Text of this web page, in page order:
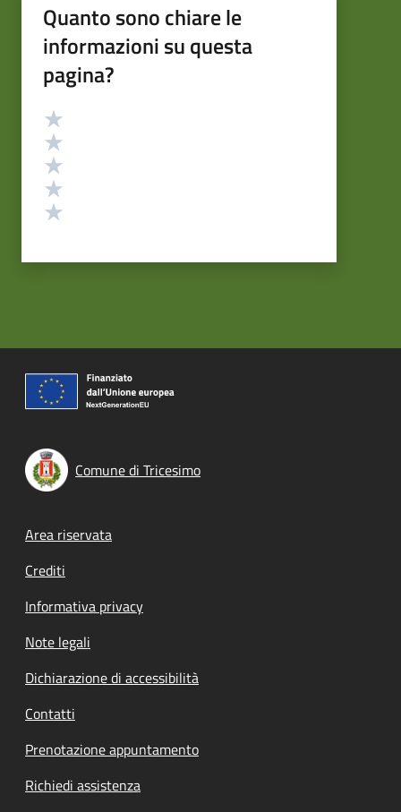
Quanto sono chiare le
informazioni su questa
pagina?
Valutazione
Comune di Tricesimo
Footer menu
Area riservata
Crediti
Informativa privacy
Note legali
Dichiarazione di accessibilità
Contatti
Prenotazione appuntamento
Richiedi assistenza